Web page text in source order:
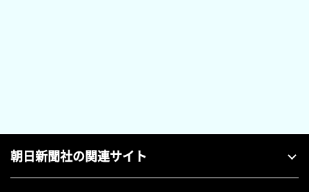
朝日新聞社の関連サイト